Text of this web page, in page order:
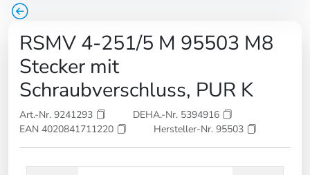
RSMV 4-251/5 M 95503 M8
Stecker mit
Schraubverschluss, PUR K
Art.-Nr. 9241293
DEHA.-Nr. 5394916
EAN 4020841711220
Hersteller-Nr. 95503